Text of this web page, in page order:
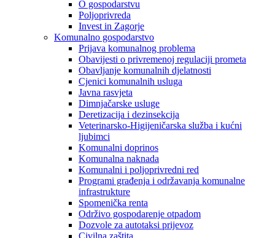
O gospodarstvu
Poljoprivreda
Invest in Zagorje
Komunalno gospodarstvo
Prijava komunalnog problema
Obavijesti o privremenoj regulaciji prometa
Obavljanje komunalnih djelatnosti
Cjenici komunalnih usluga
Javna rasvjeta
Dimnjačarske usluge
Deretizacija i dezinsekcija
Veterinarsko-Higijeničarska služba i kućni
ljubimci
Komunalni doprinos
Komunalna naknada
Komunalni i poljoprivredni red
Programi građenja i održavanja komunalne
infrastrukture
Spomenička renta
Održivo gospodarenje otpadom
Dozvole za autotaksi prijevoz
Civilna zaštita